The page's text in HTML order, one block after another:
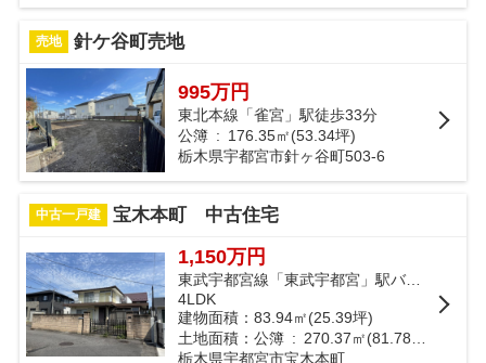
売地 針ケ谷町売地
995万円
東北本線「雀宮」駅徒歩33分
公簿 : 176.35㎡(53.34坪)
栃木県宇都宮市針ヶ谷町503-6
中古一戸建 宝木本町 中古住宅
1,150万円
東武宇都宮線「東武宇都宮」駅バス21分 「とちぎ男女共同参画センタ」 停歩4分
4LDK
建物面積：83.94㎡(25.39坪)
栃木県宇都宮市宝木本町